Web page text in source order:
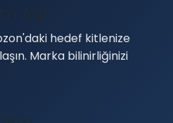
hedef kitlenize
Marka bilinirliğinizi